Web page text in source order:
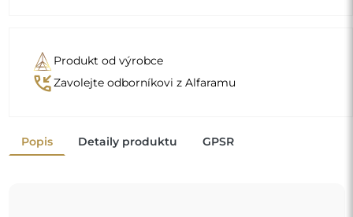
Produkt od výrobce
phone_callbackZavolejte odborníkovi z Alfaramu
Popis Detaily produktu GPSR